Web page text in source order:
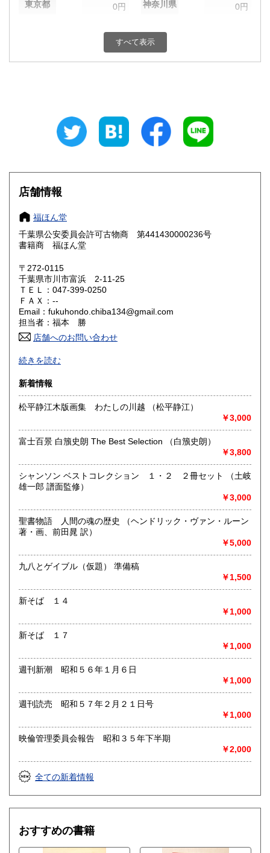
東京都 0円 神奈川県 0円
0円 富山県
0円 三重県
大阪府
奈良県
鳥取県 0円 島根県
岡山県
山口県
香川県 愛媛県
高知県 0円
佐賀県
熊本県 0円 大分県 0円
0円
沖縄県
すべて表示
店舗情報
福ほん堂
千葉県公安委員会許可古物商 第441430000236号
書籍商 福ほん堂
〒272-0115
千葉県市川市富浜 2-11-25
ＴＥＬ：047-399-0250
ＦＡＸ：--
Email：fukuhondo.chiba134@gmail.com
担当者：福本 勝
店舗へのお問い合わせ
最寄駅：-
営業時間：-
定休日：-
書籍の買取について
取り扱い分野
趣味、古書一般（その他）
続きを読む
新着情報
松平静江木版画集 わたしの川越 （松平静江）
￥3,000
富士百景 白籏史朗 The Best Selection （白籏史朗）
￥3,800
シャンソン ベストコレクション １・２ ２冊セット （土岐
雄一郎 譜面監修）
￥3,000
聖書物語 人間の魂の歴史 （ヘンドリック・ヴァン・ルーン
著・画、前田晁 訳）
￥5,000
九八とゲイブル（仮題） 準備稿
￥1,500
新そば １４
￥1,000
新そば １７
￥1,000
週刊新潮 昭和５６年１月６日
￥1,000
週刊読売 昭和５７年２月２１日号
￥1,000
映倫管理委員会報告 昭和３５年下半期
￥2,000
全ての新着情報
おすすめの書籍